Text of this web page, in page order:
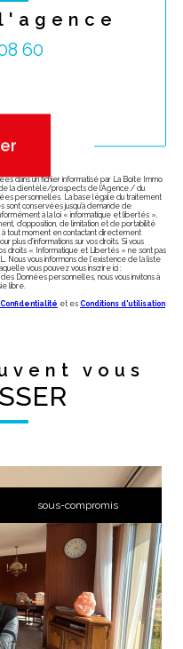
60
dans un fichier informatisé par La Boite Immo
de la clientèle/prospects de l'Agence / du
personnelles. La base légale du traitement
conservées jusqu'à demande de
à la loi « informatique et libertés »,
d’opposition, de limitation et de portabilité
tout moment en contactant directement
plus d’informations sur vos droits. Si vous
droits « Informatique et Libertés » ne sont pas
Nous vous informons de l’existence de la liste
vous pouvez vous inscrire ici :
Données personnelles, nous vous invitons à
libre.
et es Conditions d'utilisation
vous
sous-compromis